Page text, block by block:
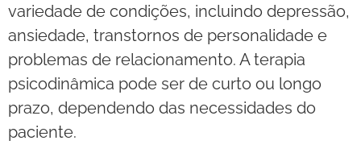
variedade de condições, incluindo depressão,
ansiedade, transtornos de personalidade e
problemas de relacionamento. A terapia
psicodinâmica pode ser de curto ou longo
prazo, dependendo das necessidades do
paciente.